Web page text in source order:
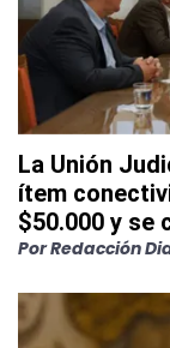
La Unión
ítem
$50.000 y se
PorRedacción